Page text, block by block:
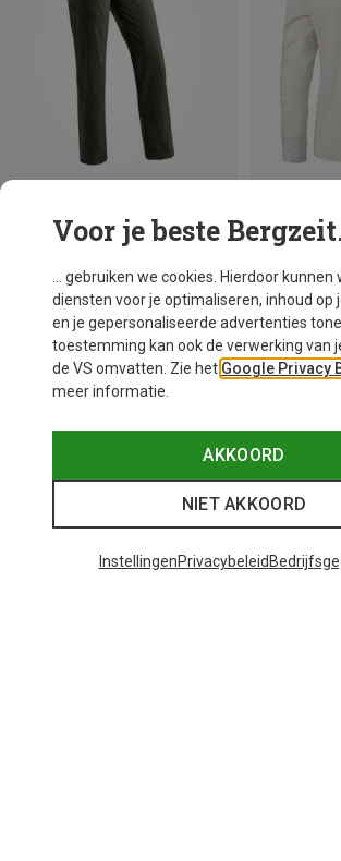
Je bespaart tot 36% Je bespaart
Voor je beste
... gebruiken we cookies. Hierdoor kunnen
diensten voor je optimaliseren, inhoud op
en je gepersonaliseerde advertenties
toestemming kan ook de verwerking van
de VS omvatten. Zie het Google Privacy
meer informatie.
AKKOORD
NIET AKKOORD
InstellingenPrivacybeleid